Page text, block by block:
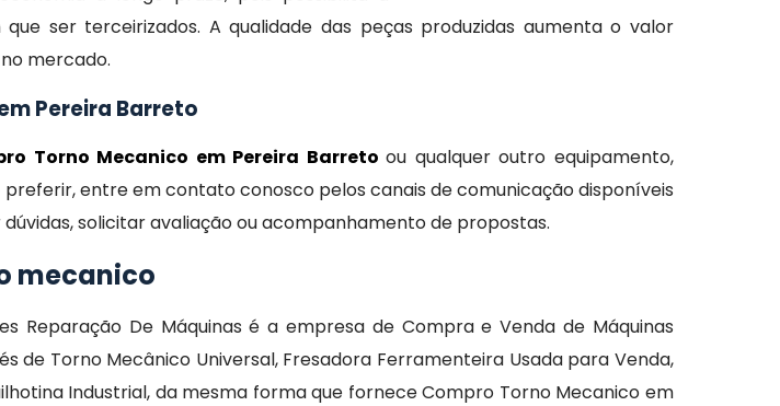
ser terceirizados. A qualidade das peças produzidas aumenta o valor
mercado.
Pereira Barreto
Torno Mecanico em Pereira Barretoou qualquer outro equipamento,
entre em contato conosco pelos canais de comunicação disponíveis
solicitar avaliação ou acompanhamento de propostas.
mecanico
Reparação De Máquinas é a empresa de Compra e Venda de Máquinas
Torno Mecânico Universal, Fresadora Ferramenteira Usada para Venda,
Industrial, da mesma forma que fornece Compro Torno Mecanico em